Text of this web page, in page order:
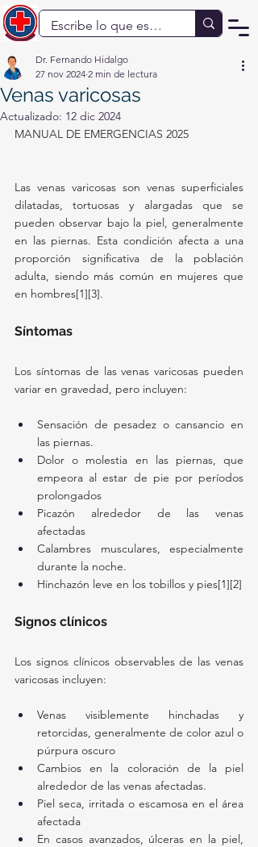
Venas varicosas
Dr. Fernando Hidalgo
27 nov 2024 2 min de lectura
Actualizado: 12 dic 2024
MANUAL DE EMERGENCIAS 2025
Las venas varicosas son venas superficiales
dilatadas, tortuosas y alargadas que se
pueden observar bajo la piel, generalmente
en las piernas. Esta condición afecta a una
proporción significativa de la población
adulta, siendo más común en mujeres que
en hombres[1][3].
Síntomas
Los síntomas de las venas varicosas pueden
variar en gravedad, pero incluyen:
Sensación de pesadez o cansancio en
las piernas.
Dolor o molestia en las piernas, que
empeora al estar de pie por períodos
prolongados
Picazón alrededor de las venas
afectadas
Calambres musculares, especialmente
durante la noche.
Hinchazón leve en los tobillos y pies[1][2]
Signos clínicos
Los signos clínicos observables de las venas
varicosas incluyen:
Venas visiblemente hinchadas y
retorcidas, generalmente de color azul o
púrpura oscuro
Cambios en la coloración de la piel
alrededor de las venas afectadas.
Piel seca, irritada o escamosa en el área
afectada
En casos avanzados, úlceras en la piel,